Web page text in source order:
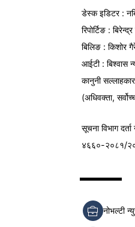
डेस्क इडिटर :
रिपोर्टिङ :
बिलिङ : किशोर
आईटी : बिश्वास
कानुनी
(अधिवक्ता,
सूचना विभागदर्ता
४६६०-२०८१/
नोभल्टी